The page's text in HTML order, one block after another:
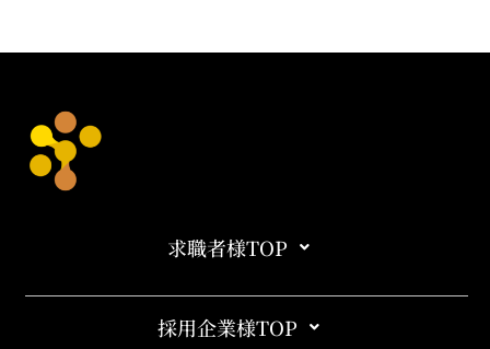
求職者様TOP
採用企業様TOP